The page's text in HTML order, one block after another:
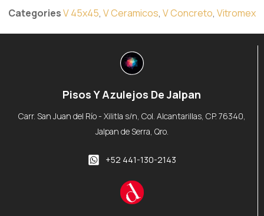
CategoriesV 45x45, V Ceramicos, V Concreto, Vitromex
Pisos Y Azulejos De Jalpan
Carr. San Juan del Río - Xilitla s/n, Col. Alcantarillas, CP. 76340,
Jalpan de Serra, Qro.
+52 441-130-2143